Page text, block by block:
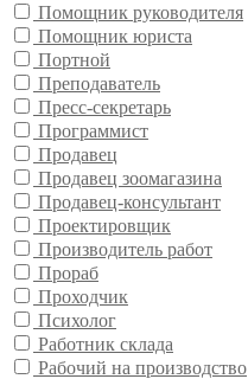
Помощник руководителя
Помощник юриста
Портной
Преподаватель
Пресс-секретарь
Программист
Продавец
Продавец зоомагазина
Продавец-консультант
Проектировщик
Производитель работ
Прораб
Проходчик
Психолог
Работник склада
Рабочий на производство